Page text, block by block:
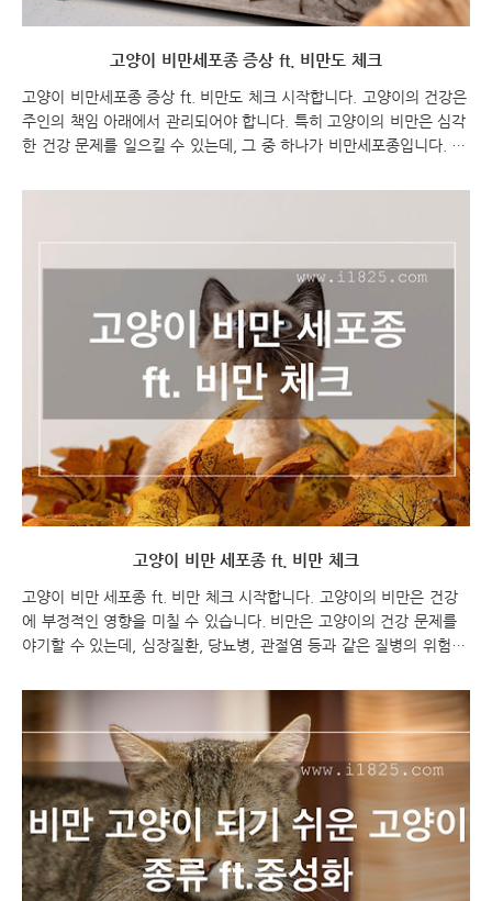
고양이 비만세포종 증상 ft. 비만도 체크
고양이 비만세포종 증상 ft. 비만도 체크 시작합니다. 고양이의 건강은
주인의 책임 아래에서 관리되어야 합니다. 특히 고양이의 비만은 심각
한 건강 문제를 일으킬 수 있는데, 그 중 하나가 비만세포종입니다. 이
도를 체크하는 방법을 소개하겠습니다. 고양이를 키우는 주인으로서
수 있는지에 대해 알아보도록 하겠습니다. 함께 고양이의 건강을 위해
노력해봅시다! 고양이 비만세포종 증상 ft. 비만도 체크 고양이 비만세
포종 고양이 비만세포종 증상 고양이의 고양이 비만세포종 비만으로
인해 발생하는 특정 종양으로, 고양이의 건강에 부정적인 영향을 미칠
수 있습니다. 비만세포종은 고양이의 체..
고양이 비만 세포종 ft. 비만 체크
고양이 비만 세포종 ft. 비만 체크 시작합니다. 고양이의 비만은 건강
에 부정적인 영향을 미칠 수 있습니다. 비만은 고양이의 건강 문제를
야기할 수 있는데, 심장질환, 당뇨병, 관절염 등과 같은 질병의 위험을
인하는 것이 중요합니다. 안녕하세요! 오늘은 고양이의 건강을 위해
비만 체크를 시작해보려고 합니다. 고양이의 체중은 그들의 건강을 평
가하는 중요한 지표 중 하나인데요. 함께 고양이의 체중을 확인하고 비
만 여부를 알아보겠습니다. 고양이의 건강을 지키기 위해 함께 노력해
봅시다! 고양이 비만 세포종 ft. 비만 체크 고양이 비만 고양이 비만 세
포종 고양이 비만 세포종이란?? 고양이 비만 세포종은 비만이 오래 지
속되어 체내의 지방 조직이 늘..